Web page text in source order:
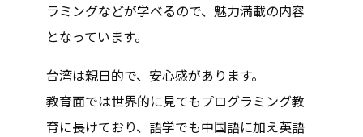
ラミングなどが学べるので、魅力満載の内容
となっています。
台湾は親日的で、安心感があります。
教育面では世界的に見てもプログラミング教
育に長けており、語学でも中国語に加え英語